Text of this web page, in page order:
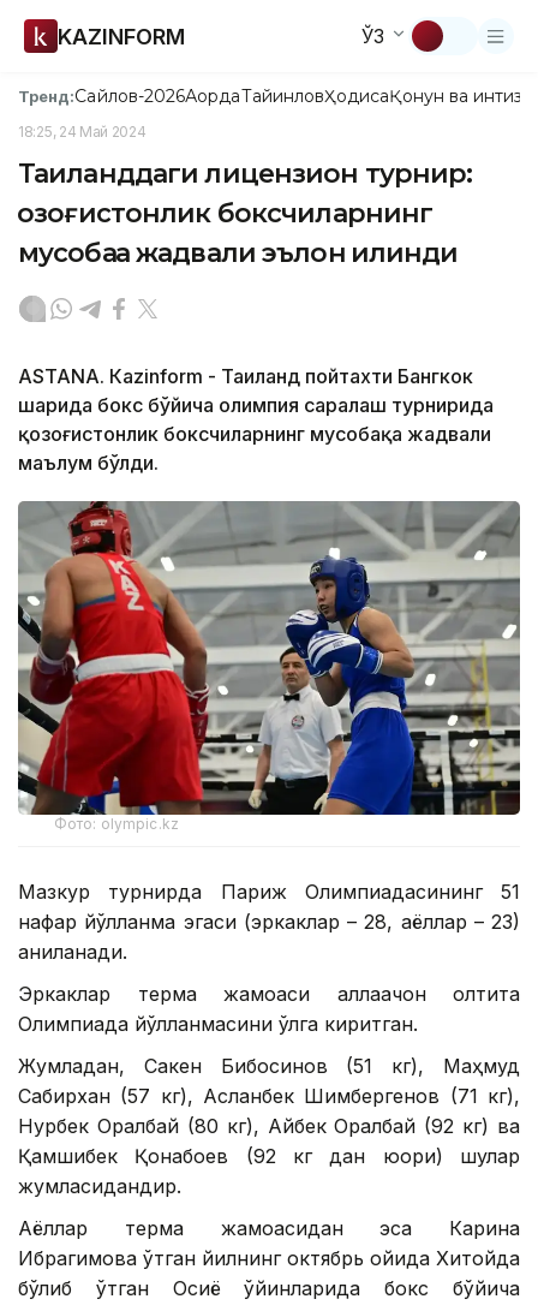
KAZINFORM ЎЗ
Тренд:Сайлов-2026АқордаТайинловҲодисаҚонун ва
18:25, 24 Май 2024
Таиланддаги лицензион турнир:
қозоғистонлик боксчиларнинг
мусобақа жадвали эълон қилинди
ASTANА. Кazinform - Таиланд пойтахти Бангкок
шаҳрида бокс бўйича олимпия саралаш турнирида
қозоғистонлик боксчиларнинг мусобақа жадвали
маълум бўлди.
Фото: olympic.kz
Мазкур турнирда Париж Олимпиадасининг 51
нафар йўлланма эгаси (эркаклар – 28, аёллар – 23)
аниқланади.
Эркаклар терма жамоаси аллақачон олтита
Олимпиада йўлланмасини қўлга киритган.
Жумладан, Сакен Бибосинов (51 кг), Маҳмуд
Сабирхан (57 кг), Асланбек Шимбергенов (71 кг),
Нурбек Оралбай (80 кг), Айбек Оралбай (92 кг) ва
Қамшибек Қонқабоев (92 кг дан юқори) шулар
жумласидандир.
Аёллар терма жамоасидан эса Карина
Ибрагимова ўтган йилнинг октябрь ойида Хитойда
бўлиб ўтган Осиё ўйинларида бокс бўйича